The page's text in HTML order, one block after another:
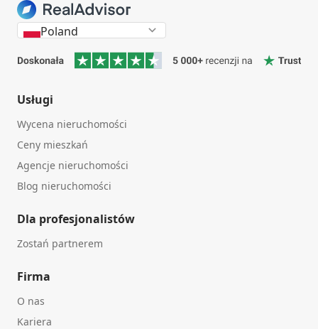
Poland
Usługi
Wycena nieruchomości
Ceny mieszkań
Agencje nieruchomości
Blog nieruchomości
Dla profesjonalistów
Zostań partnerem
Firma
O nas
Kariera